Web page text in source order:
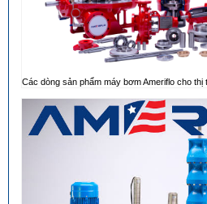
Các dòng sản phẩm máy bơm Ameriflo cho thị